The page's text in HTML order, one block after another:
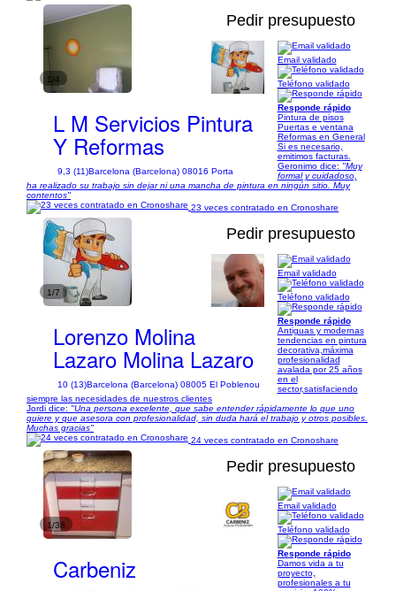
1/4
Pedir presupuesto
L M Servicios Pintura
Y Reformas
9,3 (11)Barcelona (Barcelona) 08016 Porta
Email validado
Teléfono validado
Responde rápido
Pintura de pisos
Puertas e ventana
Reformas en General
Si es necesario,
emitimos facturas.
Geronimo dice: "Muy
formal y cuidadoso,
ha realizado su trabajo sin dejar ni una mancha de pintura en ningún sitio. Muy
contentos"
23 veces contratado en Cronoshare
1/7
Pedir presupuesto
Lorenzo Molina
Lazaro Molina Lazaro
10 (13)Barcelona (Barcelona) 08005 El Poblenou
Email validado
Teléfono validado
Responde rápido
Antiguas y modernas
tendencias en pintura
decorativa,máxima
profesionalidad
avalada por 25 años
en el
sector,satisfaciendo
siempre las necesidades de nuestros clientes
Jordi dice: "Una persona excelente, que sabe entender rápidamente lo que uno
quiere y que asesora con profesionalidad, sin duda hará el trabajo y otros posibles.
Muchas gracias"
24 veces contratado en Cronoshare
1/38
Pedir presupuesto
Carbeniz
Email validado
Teléfono validado
Responde rápido
Damos vida a tu
proyecto,
profesionales a tu